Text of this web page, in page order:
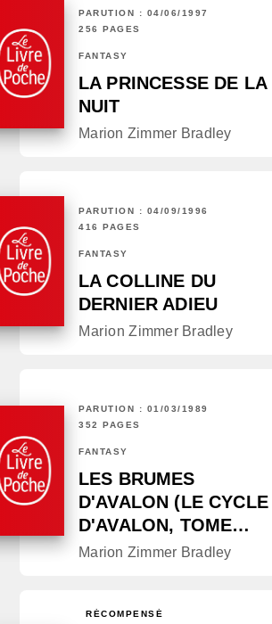
PARUTION : 04/06/1997
256 PAGES
FANTASY
LA PRINCESSE DE LA
NUIT
Marion Zimmer Bradley
PARUTION : 04/09/1996
416 PAGES
FANTASY
LA COLLINE DU
DERNIER ADIEU
Marion Zimmer Bradley
PARUTION : 01/03/1989
352 PAGES
FANTASY
LES BRUMES
D'AVALON (LE CYCLE
D'AVALON, TOME…
Marion Zimmer Bradley
RÉCOMPENSÉ